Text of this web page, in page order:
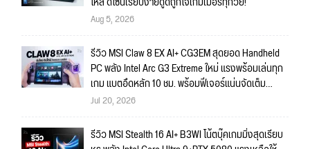
Aug 5, 2026
รีวิว MSI Claw 8 EX AI+ CG3EM สุดยอด Handheld
PC พลัง Intel Arc G3 Extreme ใหม่ แรงพร้อมเล่นทุก
เกม แบตอึดหลัก 10 ชม. พร้อมฟีเจอร์แน่นจัดเต็ม
ถึงใจ!!
Jul 20, 2026
รีวิว MSI Stealth 16 AI+ B3WI โน้ตบุ๊คเกมมิ่งสุดเรียบ